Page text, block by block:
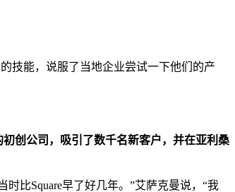
技能，说服了当地企业尝试一下他们的产
创公司，吸引了数千名新客户，并在亚利桑
比Square早了好几年。”艾萨克曼说，“我